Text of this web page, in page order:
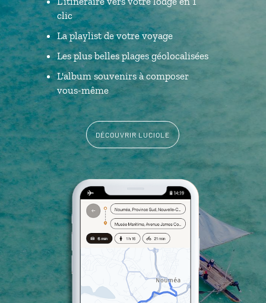
clic
La playlist de votre voyage
Les plus belles plages géolocalisées
L'album souvenirs à composer
vous-même
DÉCOUVRIR LUCIOLE